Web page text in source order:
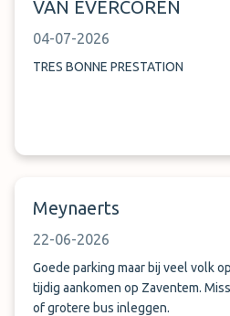
VAN EVERCOREN
04-07-2026
TRES BONNE PRESTATION
Meynaerts
22-06-2026
Goede parking maar bij veel volk
tijdig aankomen op Zaventem.
of grotere bus inleggen.